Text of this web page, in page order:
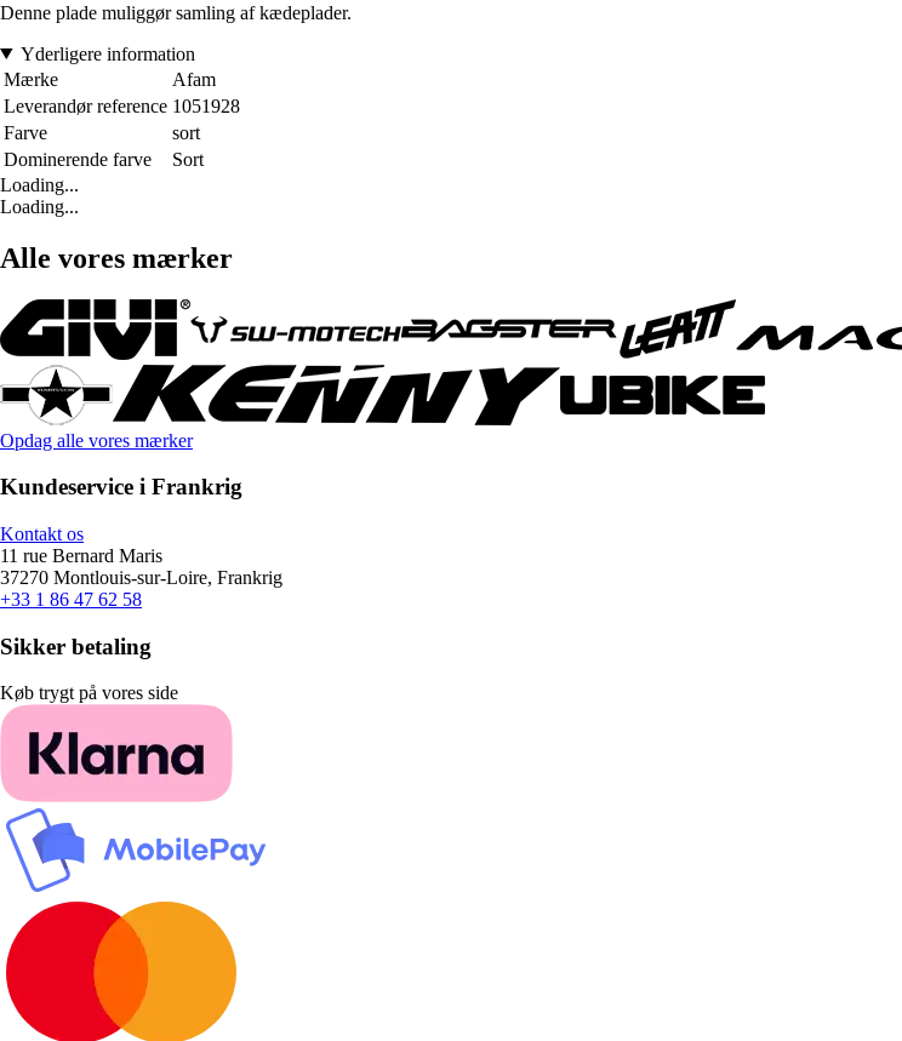
Denne plade muliggør samling af kædeplader.
Yderligere information
Mærke
Afam
Leverandør reference 1051928
Farve
sort
Dominerende farve
Sort
Loading...
Loading...
Alle vores mærker
Opdag alle vores mærker
Kundeservice i Frankrig
Kontakt os
11 rue Bernard Maris
37270 Montlouis-sur-Loire, Frankrig
+33 1 86 47 62 58
Sikker betaling
Køb trygt på vores side